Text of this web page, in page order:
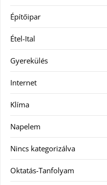
Építőipar
Étel-Ital
Gyerekülés
Internet
Klíma
Napelem
Nincs kategorizálva
Oktatás-Tanfolyam